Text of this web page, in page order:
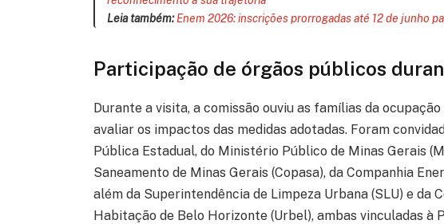
Leia também: Enem 2026: inscrições prorrogadas até 12 de junho
Participação de órgãos públicos
Durante a visita, a comissão ouviu as famílias da
avaliar os impactos das medidas adotadas. Foram
Pública Estadual, do Ministério Público de Minas Gerais
Saneamento de Minas Gerais (Copasa), da Companhia
além da Superintendência de Limpeza Urbana (SLU) e da
Habitação de Belo Horizonte (Urbel), ambas vinculadas à